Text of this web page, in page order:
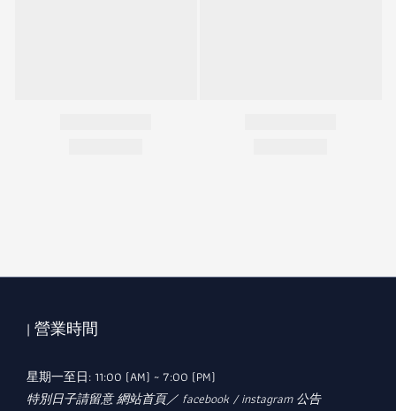
| 營業時間
星期一至日: 11:00 (AM) ~ 7:00 (PM)
特別日子請留意 網站首頁／ facebook / instagram 公告